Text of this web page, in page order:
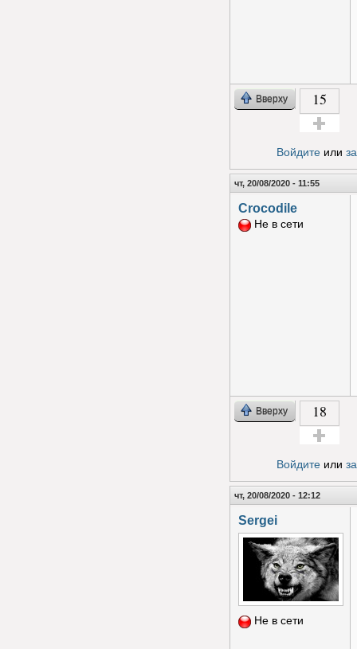
Вверху 15
Войдитеили
чт, 20/08/2020 - 11:55
Crocodile
Не в сети
Вверху 18
Войдитеили
чт, 20/08/2020 - 12:12
Sergei
Не в сети